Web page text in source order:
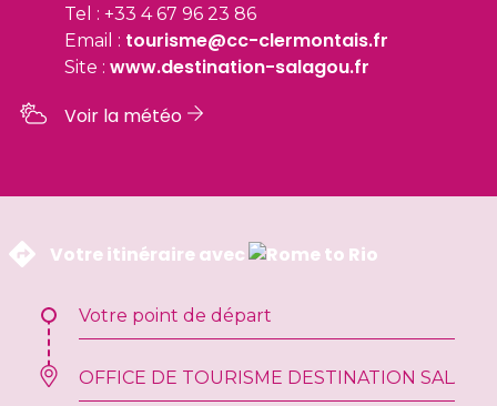
Tel : +33 4 67 96 23 86
Email : tourisme@cc-clermontais.fr
Site : www.destination-salagou.fr
Voir la météo
Votre itinéraire avec